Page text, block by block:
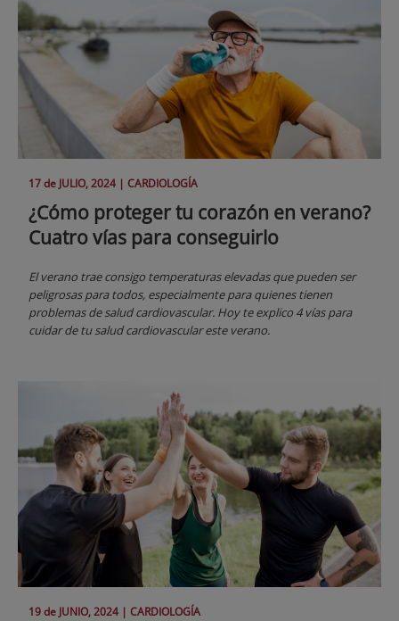
17 deJULIO, 2024 | CARDIOLOGÍA
¿Cómo proteger tu corazón en verano?
Cuatro vías para conseguirlo
El verano trae consigo temperaturas elevadas que pueden ser
peligrosas para todos, especialmente para quienes tienen
problemas de salud cardiovascular. Hoy te explico 4 vías para
cuidar de tu salud cardiovascular este verano.
19 de JUNIO, 2024 | CARDIOLOGÍA